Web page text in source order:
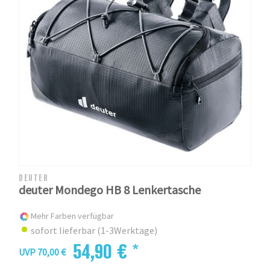
DEUTER
deuter Mondego HB 8 Lenkertasche
Mehr Farben verfügbar
sofort lieferbar (1-3Werktage)
UVP 70,00 €
54,90 € *